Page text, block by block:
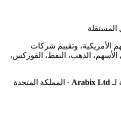
الأمريكية، وتقييم شركات
الذهب، النفط، الفوركس،
لـ Arabix Ltd · المملكة المتحدة